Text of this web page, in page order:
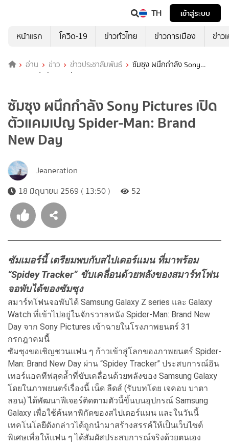
TH
เข้าสู่ระบบ
หน้าแรก
โควิด-19 ข่าวทั่วไทย ข่าวการเมือง ข่าว
อ่าน ข่าว ข่าวประชาสัมพันธ์
ซัมซุง ผนึกกำลัง Sony
Pictures เปิดตัวแคมเปญ Spider-Man: Brand New Day
ซัมซุง ผนึกกำลัง Sony Pictures เปิด
ตัวแคมเปญ Spider-Man: Brand
New Day
Jeaneration
18 มิถุนายน 2569 ( 13:50 )
52
ซัมเมอร์นี้ เตรียมพบกับสไปเดอร์แมน ที่มาพร้อม
“Spidey Tracker” ขับเคลื่อนด้วยพลังของสมาร์ทโฟน
จอพับได้ของซัมซุง
สมาร์ทโฟนจอพับได้ Samsung Galaxy Z series และ Galaxy
Watch ที่เข้าไปอยู่ในจักรวาลหนัง Spider-Man: Brand New
Day จาก Sony Pictures เข้าฉายในโรงภาพยนตร์ 31
กรกฎาคมนี้
ซัมซุงขอเชิญชวนแฟน ๆ ก้าวเข้าสู่โลกของภาพยนตร์ Spider-
Man: Brand New Day ผ่าน “Spidey Tracker” ประสบการณ์อิน
เทอร์แอคทีฟสุดล้ำที่ขับเคลื่อนด้วยพลังของ Samsung Galaxy
โดยในภาพยนตร์เรื่องนี้ เน็ด ลีดส์ (รับบทโดย เจคอบ บาตา
ลอน) ได้พัฒนาฟีเจอร์ติดตามตัวนี้ขึ้นบนอุปกรณ์ Samsung
Galaxy เพื่อใช้ค้นหาพิกัดของสไปเดอร์แมน และในวันนี้
เทคโนโลยีดังกล่าวได้ถูกนำมาสร้างสรรค์ให้เป็นเว็บไซต์
พิเศษเพื่อให้แฟน ๆ ได้สัมผัสประสบการณ์จริงด้วยตนเอง